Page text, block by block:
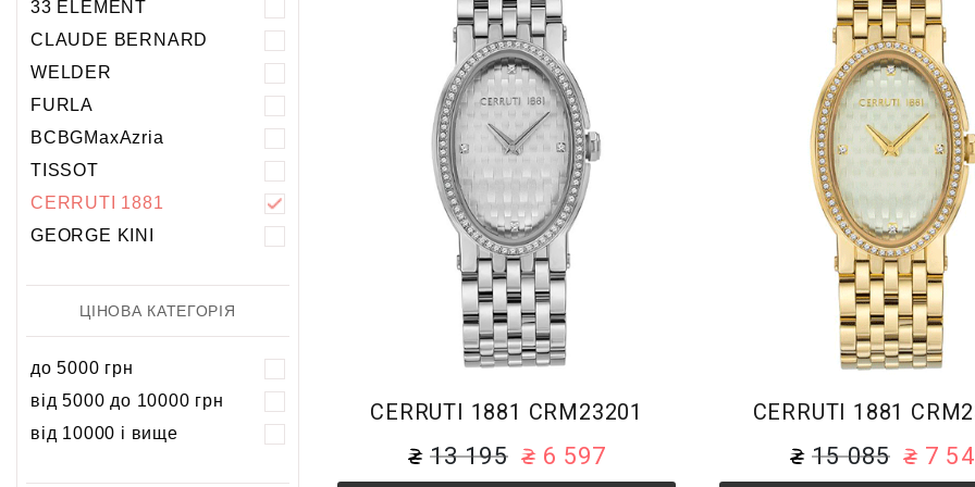
5 атм
10 атм
5 атм
10 атм
20 атм
33 ELEMENT
CLAUDE BERNARD
WELDER
FURLA
BCBGMaxAzria
TISSOT
CERRUTI 1881
GEORGE KINI
ЦІНОВА КАТЕГОРІЯ
до 5000 грн
від 5000 до 10000 грн
від 10000 і вище
CERRUTI 1881 CRM23201
13 195 6 597
CERRUTI 1881
15 085 7